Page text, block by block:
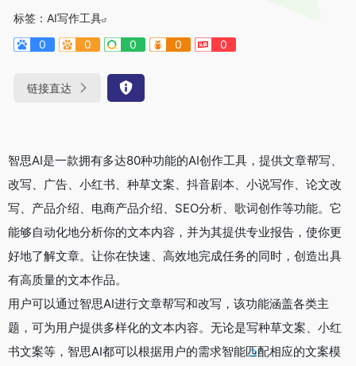
标签： AI写作工具
0
0 0 0 0
链接直达
智思AI是一款拥有多达80种功能的AI创作工具，提供文章帮写、
改写、广告、小红书、种草文案、抖音剧本、小说写作、论文改
写、产品介绍、电商产品介绍、SEO分析、歌词创作等功能。它
能够自动化地分析你的文本内容，并为其提供专业报告，使你更
好地了解文章。让你在快速、高效地完成任务的同时，创造出具
有高质量的文本作品。
用户可以通过智思AI进行文章帮写和改写，该功能涵盖各类主
题，可为用户提供多样化的文本内容。无论是写种草文案、小红
书文案等，智思AI都可以根据用户的需求智能匹配相应的文案模